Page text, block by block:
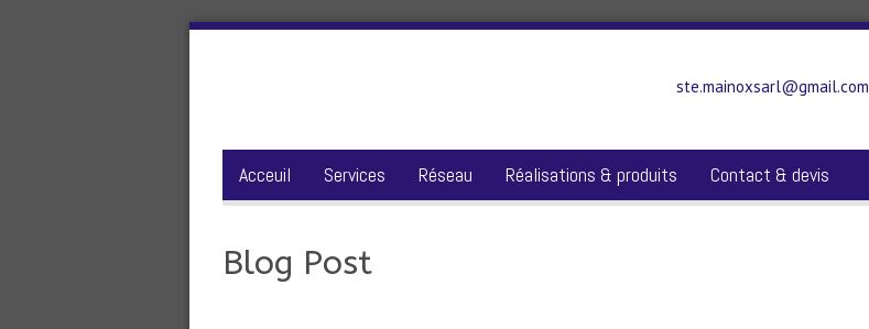
ste.mainoxsarl@gmail.com
Acceuil Services Réseau Réalisations & produits Contact & devis
Blog Post